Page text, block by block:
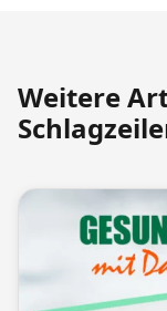
Weitere